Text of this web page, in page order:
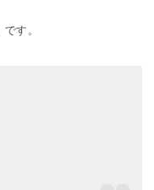
です。